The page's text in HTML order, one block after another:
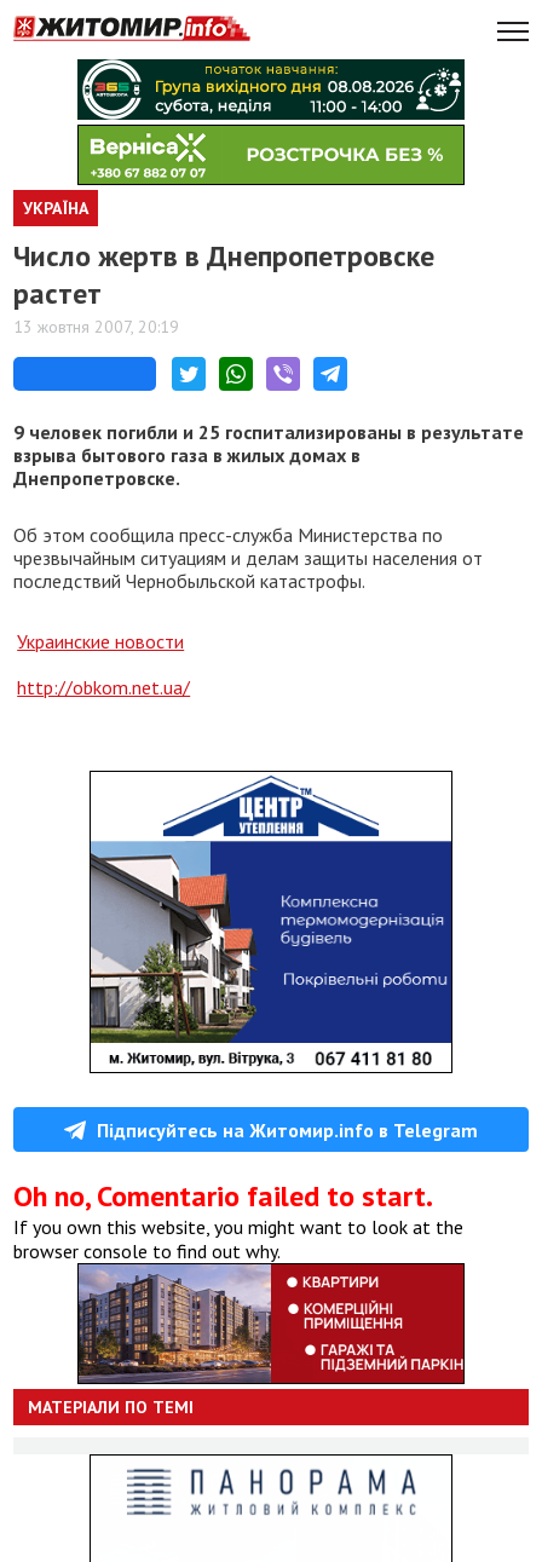
УКРАЇНА
Число жертв в Днепропетровске
растет
13 жовтня 2007, 20:19
9 человек погибли и 25 госпитализированы в результате
взрыва бытового газа в жилых домах в
Днепропетровске.
Об этом сообщила пресс-служба Министерства по
чрезвычайным ситуациям и делам защиты населения от
последствий Чернобыльской катастрофы.
Украинские новости
http://obkom.net.ua/
Підписуйтесь на Житомир.info в Telegram
Oh no, Comentario failed to start.
If you own this website, you might want to look at the
browser console to find out why.
МАТЕРІАЛИ ПО ТЕМІ